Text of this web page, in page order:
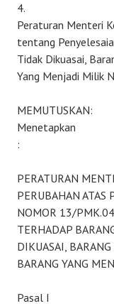
4.
Peraturan Menteri
tentang
Tidak Dikuasai,
Yang Menjadi Milik
MEMUTUSKAN:
Menetapkan
:
PERATURAN
PERUBAHAN ATAS
NOMOR 13/
TERHADAP
DIKUASAI,
BARANG YANG
Pasal I